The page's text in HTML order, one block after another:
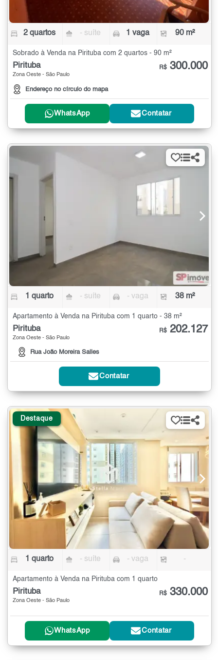
2 quartos - suíte 1 vaga 90 m²
Sobrado à Venda na Pirituba com 2 quartos - 90 m²
Pirituba
Zona Oeste - São Paulo
Endereço no círculo do mapa
R$ 300.000
WhatsApp Contatar
1 quarto - suíte - vaga 38 m²
Apartamento à Venda na Pirituba com 1 quarto - 38 m²
Pirituba
Zona Oeste - São Paulo
Rua João Moreira Salles
R$ 202.127
Contatar
Destaque
1 quarto - suíte - vaga -
Apartamento à Venda na Pirituba com 1 quarto
Pirituba
Zona Oeste - São Paulo
R$ 330.000
WhatsApp Contatar